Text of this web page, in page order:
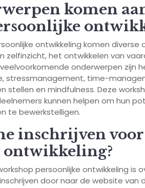
komen
ontwikkeling komen
zelfinzicht, het ontwikkelen van
veelvoorkomende onderwerpen zijn
stressmanagement, time-
stellen en mindfulness. Deze
kunnen helpen om hun
te bewerkstelligen.
inschrijven
persoonlijke ontwikkeling is
door naar de website